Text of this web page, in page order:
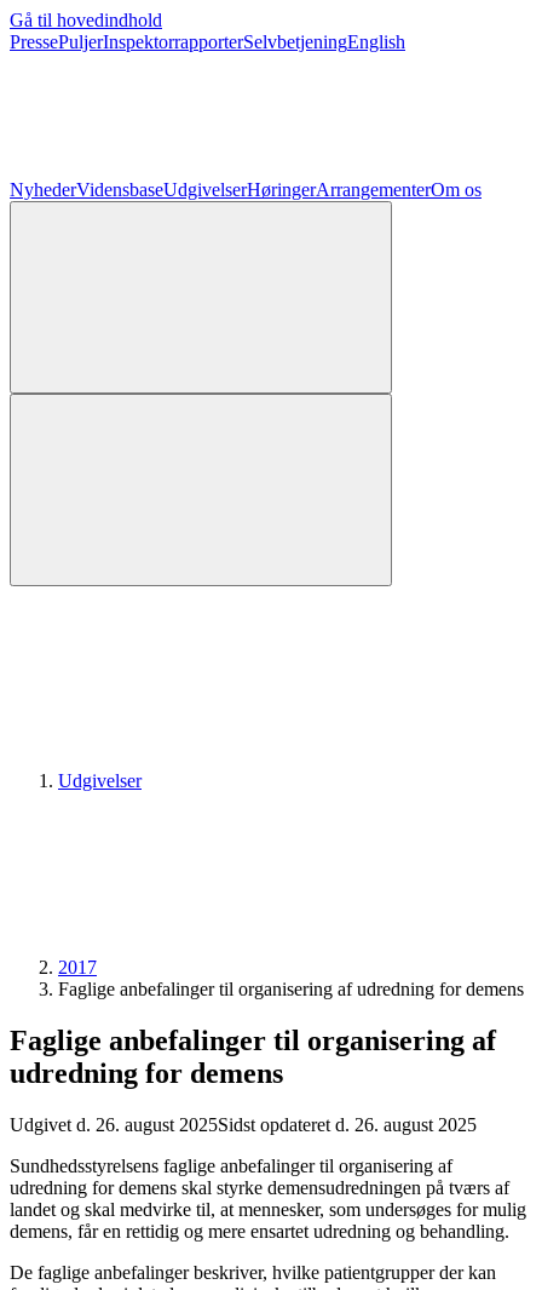
Gå til hovedindhold
PressePuljerInspektorrapporterSelvbetjeningEnglish
NyhederVidensbaseUdgivelserHøringerArrangementerOm os
Udgivelser
2017
Faglige anbefalinger til organisering af udredning for demens
Faglige anbefalinger til organisering af
udredning for demens
Udgivet d. 26. august 2025Sidst opdateret d. 26. august 2025
Sundhedsstyrelsens faglige anbefalinger til organisering af
udredning for demens skal styrke demensudredningen på tværs af
landet og skal medvirke til, at mennesker, som undersøges for mulig
demens, får en rettidig og mere ensartet udredning og behandling.
De faglige anbefalinger beskriver, hvilke patientgrupper der kan